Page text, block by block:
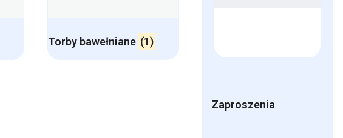
Torby bawełniane (1)
Zaproszenia